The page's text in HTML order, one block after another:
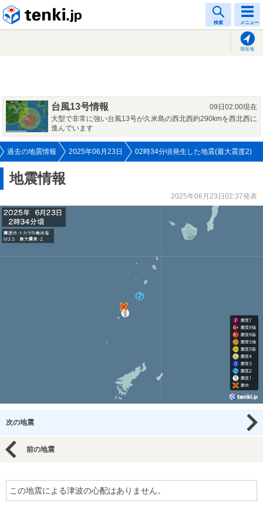
検索 メニュー
現在地
台風13号情報
09日02:00現在
大型で非常に強い台風13号が久米島の西北西約290kmを西北西に
進んでいます
過去の地震情報 2025年06月23日 02時34分頃発生した地震(最大震度2)
地震情報
2025年06月23日02:37発表
次の地震
前の地震
この地震による津波の心配はありません。